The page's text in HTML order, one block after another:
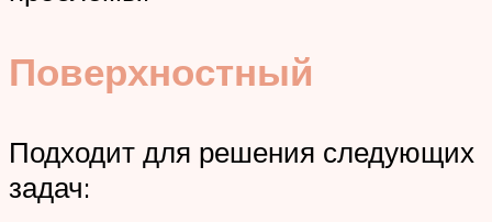
Поверхностный
Подходит для решения следующих
задач: